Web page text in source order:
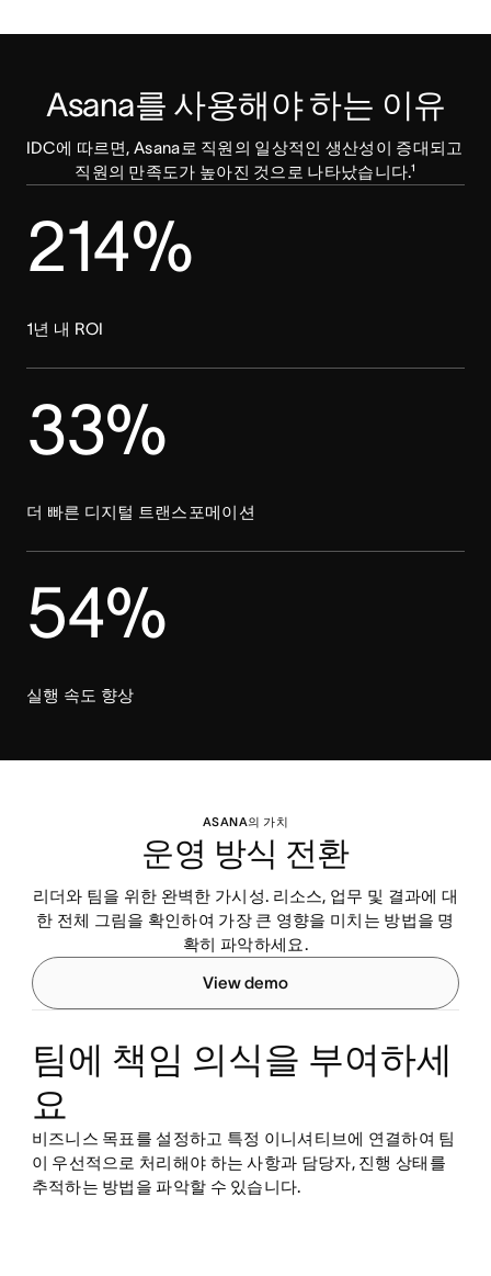
Asana를 사용해야 하는 이유
IDC에 따르면, Asana로 직원의 일상적인 생산성이 증대되고
직원의 만족도가 높아진 것으로 나타났습니다.¹
214%
1년 내 ROI
33%
더 빠른 디지털 트랜스포메이션
54%
실행 속도 향상
ASANA의 가치
운영 방식 전환
리더와 팀을 위한 완벽한 가시성. 리소스, 업무 및 결과에 대
한 전체 그림을 확인하여 가장 큰 영향을 미치는 방법을 명
확히 파악하세요.
View demo
팀에 책임 의식을 부여하세
요
비즈니스 목표를 설정하고 특정 이니셔티브에 연결하여 팀
이 우선적으로 처리해야 하는 사항과 담당자, 진행 상태를
추적하는 방법을 파악할 수 있습니다.